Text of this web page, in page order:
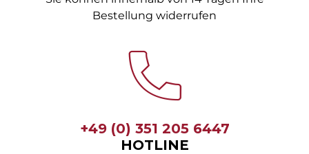
Bestellung widerrufen
+49 (0) 351 205 6447
HOTLINE